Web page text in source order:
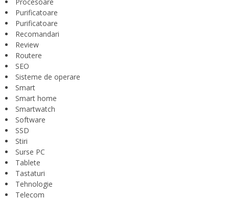
Procesoare
Purificatoare
Purificatoare
Recomandari
Review
Routere
SEO
Sisteme de operare
Smart
Smart home
Smartwatch
Software
SSD
Stiri
Surse PC
Tablete
Tastaturi
Tehnologie
Telecom